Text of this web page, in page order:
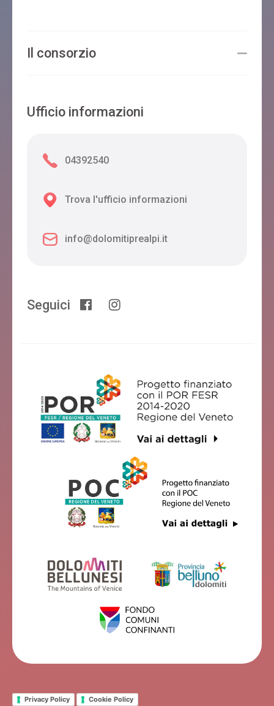
Il consorzio
Ufficio informazioni
04392540
Trova l'ufficio informazioni
info@dolomitiprealpi.it
Seguici
Privacy Policy Cookie Policy